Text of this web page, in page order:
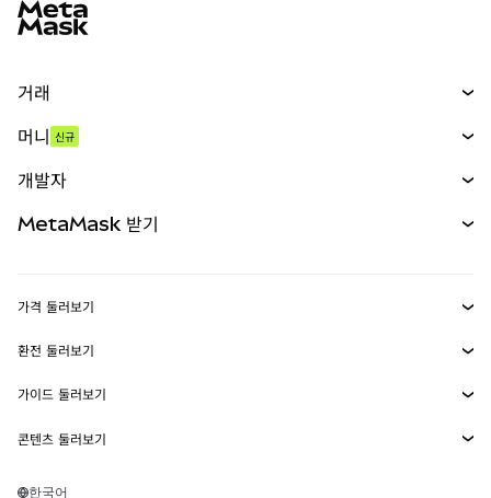
거래
무기한 선물
실물자산
머니 신규
개발자
MetaMask Connect
Snaps
웹3 서비스
MetaMask 받기
보안
고객 지원
채용
가격 둘러보기
이더리움 가격
솔라나 가격
테더 가격
환전 둘러보기
ETH를 USD로 환전
USDT를 INR로 환전
가이드 둘러보기
ETH 매수
콘텐츠 둘러보기
솔라나 지갑
한국어